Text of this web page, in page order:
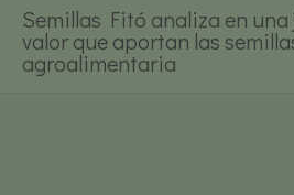
Semillas Fitó analiza en
valor que aportan las
agroalimentaria